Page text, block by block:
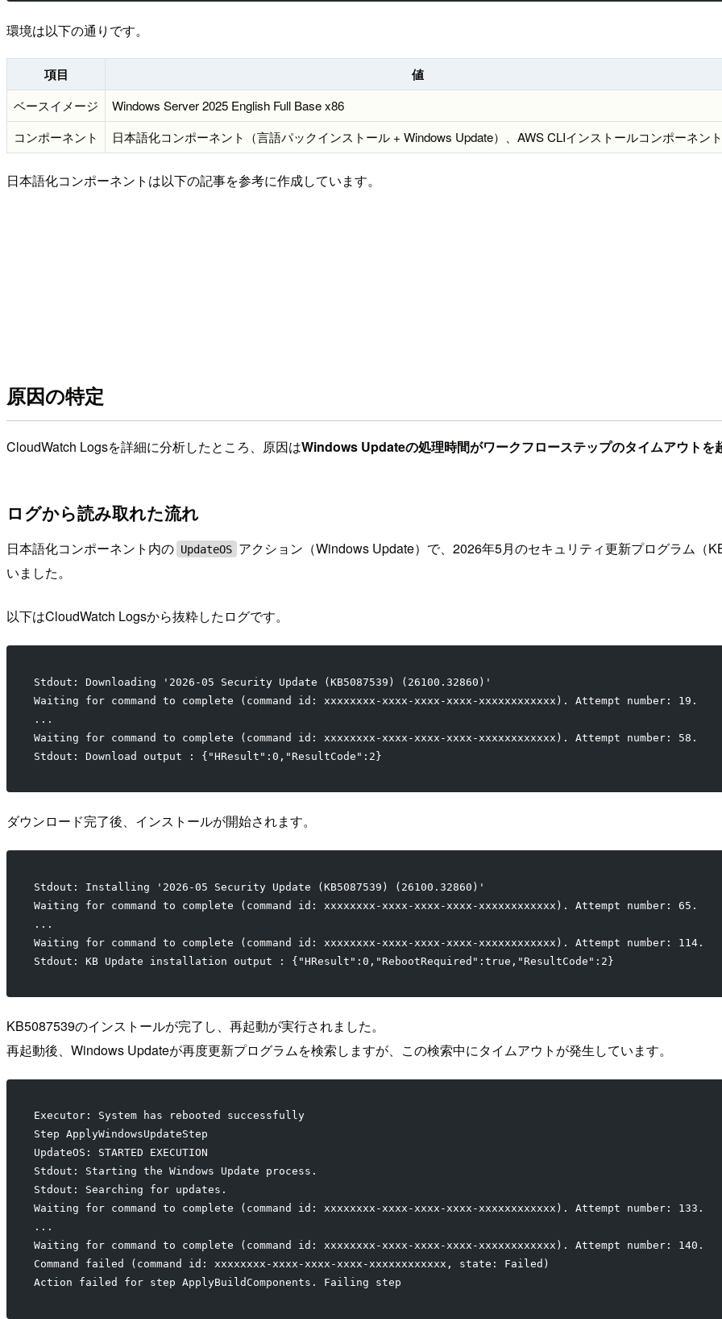
環境は以下の通りです。
項目 値
ベースイメージ
Windows Server 2025 English Full Base x86
コンポーネント
日本語化コンポーネント（言語パックインストール + Windows Update）、AWS CLIインストールコンポーネント
日本語化コンポーネントは以下の記事を参考に作成しています。
原因の特定
CloudWatch Logsを詳細に分析したところ、原因はWindows Updateの処理時間がワークフローステップのタイムアウトを
ログから読み取れた流れ
日本語化コンポーネント内の UpdateOS アクション（Windows Update）で、2026年5月のセキュリティ更新プログラム（
いました。
以下はCloudWatch Logsから抜粋したログです。
Stdout: Downloading '2026-05 Security Update (KB5087539) (26100.32860)'
Waiting for command to complete (command id: xxxxxxxx-xxxx-xxxx-xxxx-xxxxxxxxxxxx). Attempt number: 19.
...
Waiting for command to complete (command id: xxxxxxxx-xxxx-xxxx-xxxx-xxxxxxxxxxxx). Attempt number: 58.
Stdout: Download output : {"HResult":0,"ResultCode":2}
ダウンロード完了後、インストールが開始されます。
Stdout: Installing '2026-05 Security Update (KB5087539) (26100.32860)'
Waiting for command to complete (command id: xxxxxxxx-xxxx-xxxx-xxxx-xxxxxxxxxxxx). Attempt number: 65.
...
Waiting for command to complete (command id: xxxxxxxx-xxxx-xxxx-xxxx-xxxxxxxxxxxx). Attempt number: 114.
Stdout: KB Update installation output : {"HResult":0,"RebootRequired":true,"ResultCode":2}
KB5087539のインストールが完了し、再起動が実行されました。
再起動後、Windows Updateが再度更新プログラムを検索しますが、この検索中にタイムアウトが発生しています。
Executor: System has rebooted successfully
Step ApplyWindowsUpdateStep
UpdateOS: STARTED EXECUTION
Stdout: Starting the Windows Update process.
Stdout: Searching for updates.
Waiting for command to complete (command id: xxxxxxxx-xxxx-xxxx-xxxx-xxxxxxxxxxxx). Attempt number: 133.
...
Waiting for command to complete (command id: xxxxxxxx-xxxx-xxxx-xxxx-xxxxxxxxxxxx). Attempt number: 140.
Command failed (command id: xxxxxxxx-xxxx-xxxx-xxxx-xxxxxxxxxxxx, state: Failed)
Action failed for step ApplyBuildComponents. Failing step